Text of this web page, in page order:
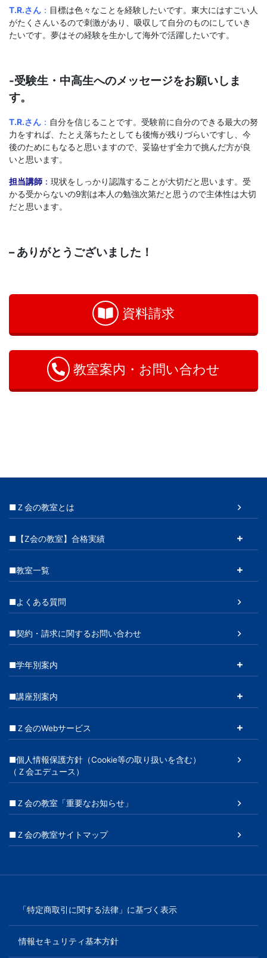
T.R.さん ： 目標は色々なことを経験したいです。東大にはすごい人
がたくさんいるので刺激があり、吸収して自分のものにしていき
たいです。夢はその経験を生かして海外で活躍したいです。
-受験生・中高生へのメッセージをお願いしま
す。
T.R.さん ： 自分を信じることです。受験前に自分のできる最大の努
力をすれば、たとえ落ちたとしても後悔が残りづらいですし、今
後のためにもなると思いますので、妥協せず全力で挑んだ方が良
いと思います。
担当講師 ： 現状をしっかり認識することが大切だと思います。受
かる受からないの9割は本人の勉強次第だと思うので主体性は大切
だと思います。
– ありがとうございました！
資料請求
教室案内・お問い合わせ
■Ｚ会の教室とは
■【Z会の教室】合格実績
■教室一覧
■よくある質問
■契約・請求に関するお問い合わせ
■学年別案内
■講座別案内
■Ｚ会のWebサービス
■個人情報保護方針（Cookie等の取り扱いを含む）
（Ｚ会エデュース）
■Ｚ会の教室「重要なお知らせ」
■Ｚ会の教室サイトマップ
「特定商取引に関する法律」に基づく表示
情報セキュリティ基本方針